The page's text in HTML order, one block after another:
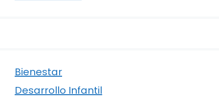
Bienestar
Desarrollo Infantil